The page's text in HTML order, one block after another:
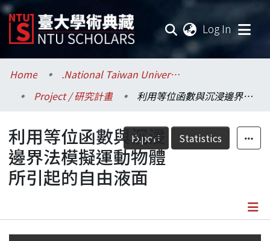
Log In
Communities & Collections
Research Outputs
Fundings & Projects
Researchers
Statistics
Home
.National Taiwan University / 國立臺灣大學
Project / 研究計畫
利用等位函數與沉浸邊界法模擬運動物體所引起的自由液面
Export Statistics
利用等位函數與沉浸
邊界法模擬運動物體
所引起的自由液面
Details